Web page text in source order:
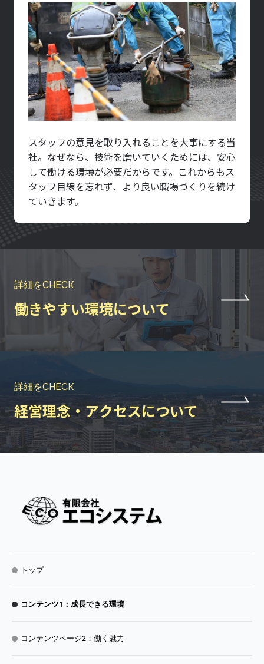
スタッフの意見を取り入れることを大事にする当
社。なぜなら、技術を磨いていくためには、安心
して働ける環境が必要だからです。これからもス
タッフ目線を忘れず、より良い職場づくりを続け
ていきます。
詳細をCHECK
働きやすい環境について
詳細をCHECK
経営理念・アクセスについて
トップ
コンテンツ1：成長できる環境
コンテンツページ2：働く魅力